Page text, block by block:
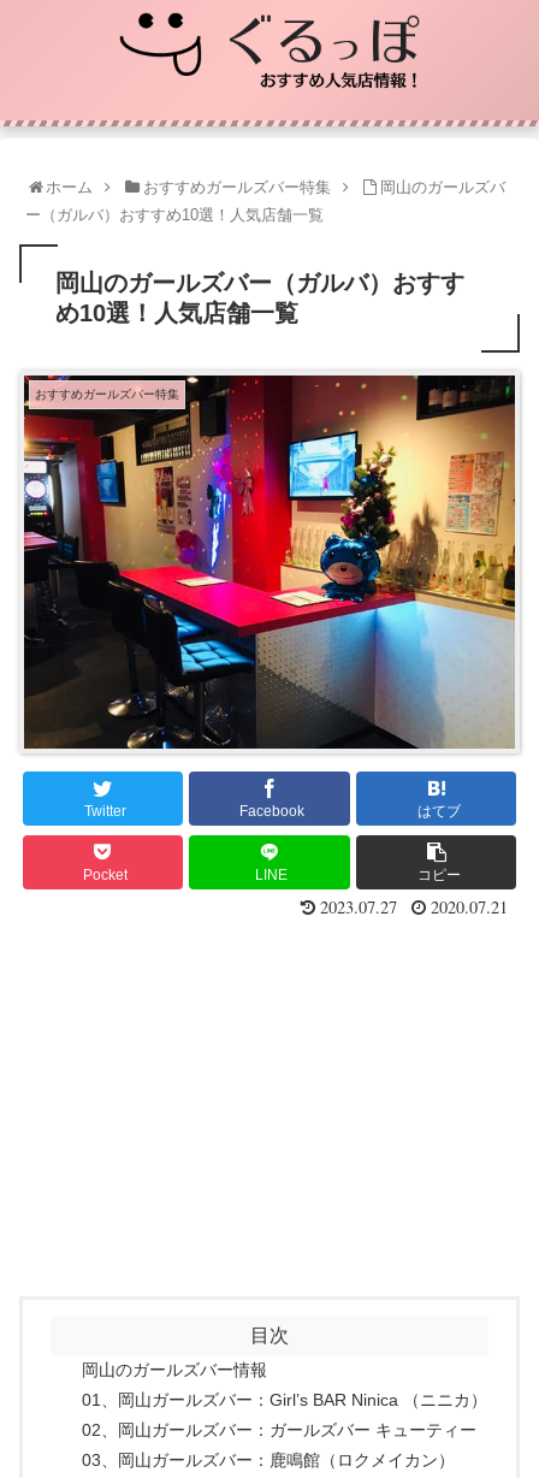
ホーム おすすめガールズバー特集
岡山のガールズバ
ー（ガルバ）おすすめ10選！人気店舗一覧
岡山のガールズバー（ガルバ）おすす
め10選！人気店舗一覧
おすすめガールズバー特集
Twitter Facebook はてブ
Pocket LINE コピー
2023.07.27 2020.07.21
目次
岡山のガールズバー情報
01、岡山ガールズバー：Girl’s BAR Ninica （ニニカ）
02、岡山ガールズバー：ガールズバー キューティー
03、岡山ガールズバー：鹿鳴館（ロクメイカン）